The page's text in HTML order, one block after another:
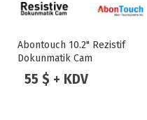
Abontouch 10.2" Rezistif
Dokunmatik Cam
55 $ + KDV